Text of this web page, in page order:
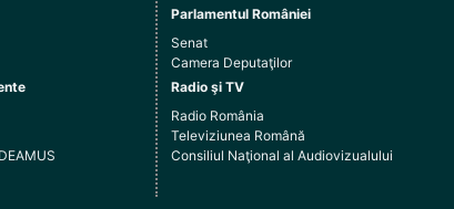
Parlamentul României
Senat
Camera Deputaţilor
Radio şi TV
Radio România
Televiziunea Română
Consiliul Naţional al Audiovizualului